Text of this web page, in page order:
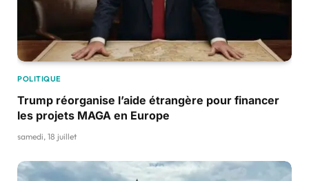
POLITIQUE
Trump réorganise l’aide étrangère pour financer
les projets MAGA en Europe
samedi, 18 juillet